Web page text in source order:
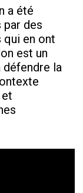
a été
des
qui en ont
est un
défendre la